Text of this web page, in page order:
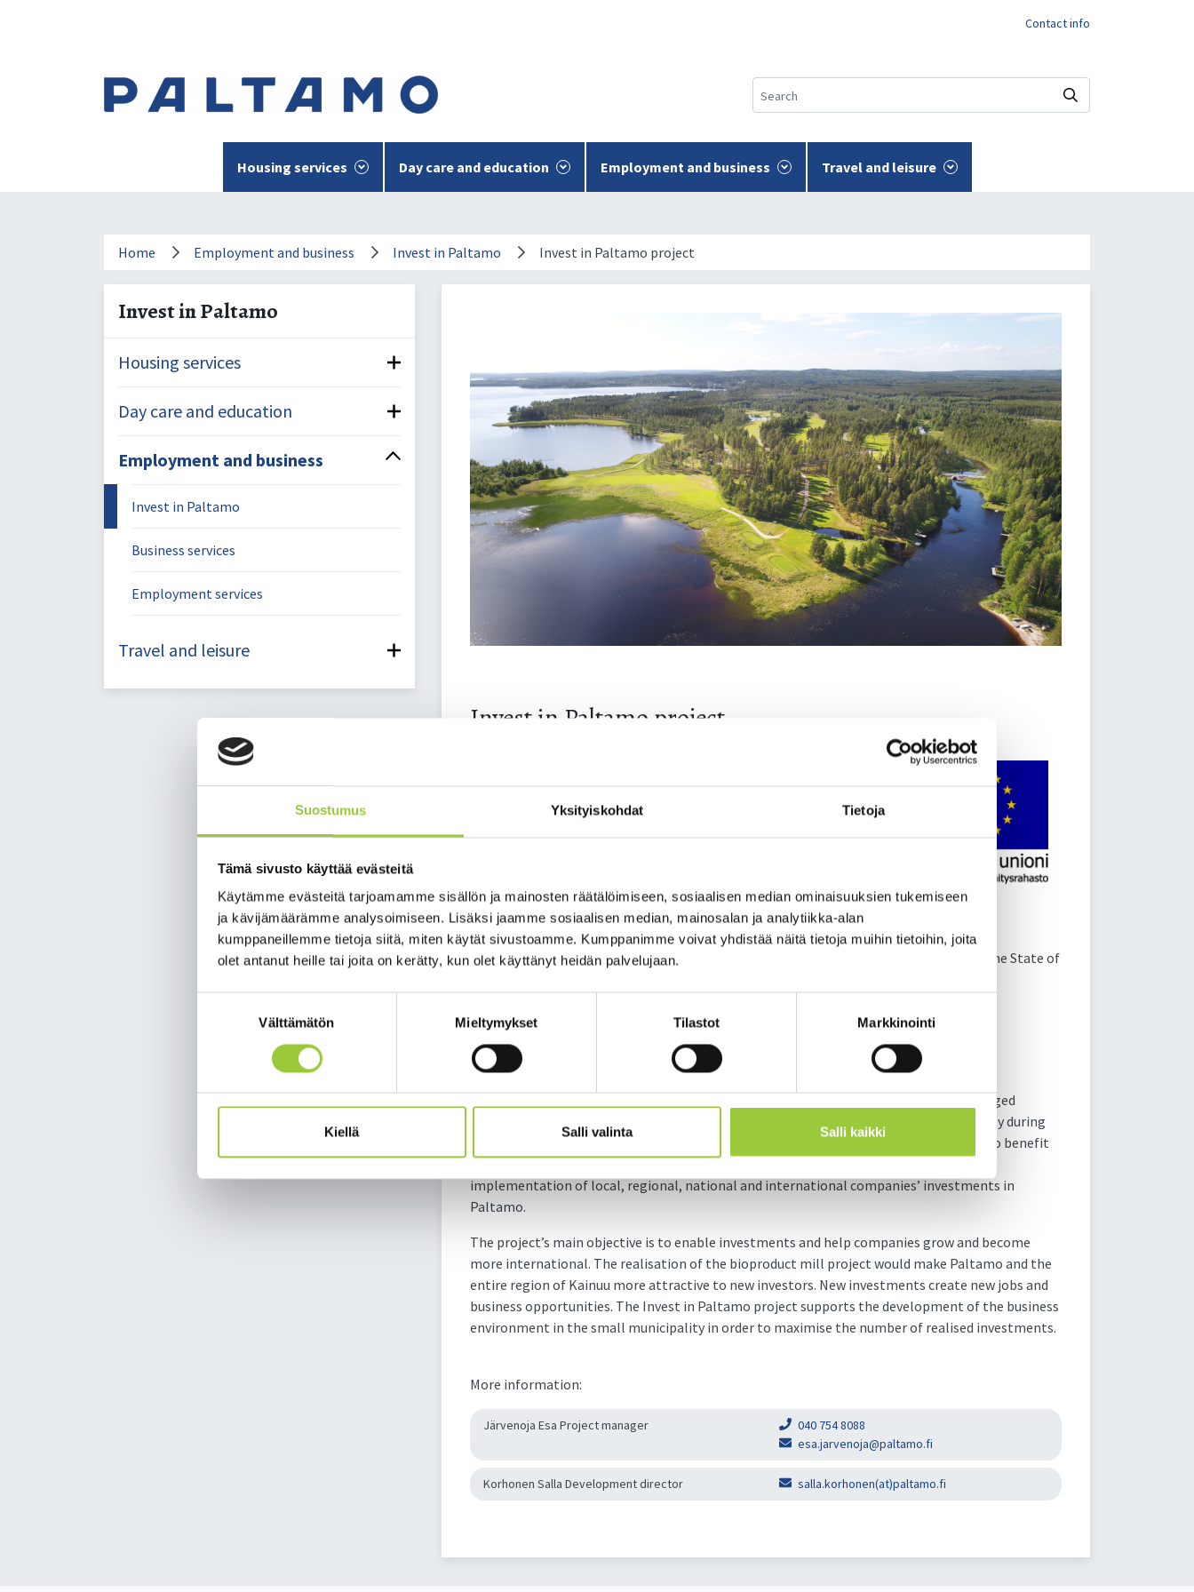
Suostumus Yksityiskohdat Tietoja
Tämä sivusto käyttää evästeitä
Käytämme evästeitä tarjoamamme sisällön ja mainosten räätälöimiseen, sosiaalisen median ominaisuuksien tukemiseen
ja kävijämäärämme analysoimiseen. Lisäksi jaamme sosiaalisen median, mainosalan ja analytiikka-alan
kumppaneillemme tietoja siitä, miten käytät sivustoamme. Kumppanimme voivat yhdistää näitä tietoja muihin tietoihin, joita
olet antanut heille tai joita on kerätty, kun olet käyttänyt heidän palvelujaan.
Välttämätön Mieltymykset Tilastot Markkinointi
Kiellä Salli valinta Salli kaikki
Contact info
Housing services Day care and education Employment and business Travel and leisure
Invest in Paltamo project
Home Employment and business Invest in Paltamo Invest in Paltamo project
Invest in Paltamo
Housing services
Day care and education
Employment and business
Invest in Paltamo
Business services
Employment services
Travel and leisure
Invest in Paltamo project
Financing: Funding granted by the European Regional Development Fund (ERDF) and the State of
Budget for the entire period of activity: EUR 150,000
Share of the municipality of Paltamo: EUR 45,000
Project Manager: Esa Järvenoja
The business environment in Paltamo is facing major changes as a result of the envisaged
bioproduct mill. The population of the municipality is expected to increase significantly during
the mill’s construction stage and dozens – even hundreds – of companies are seeking to benefit
from the project. The purpose of the Invest in Paltamo project is to promote the
implementation of local, regional, national and international companies’ investments in
Paltamo.
The project’s main objective is to enable investments and help companies grow and become
more international. The realisation of the bioproduct mill project would make Paltamo and the
entire region of Kainuu more attractive to new investors. New investments create new jobs and
business opportunities. The Invest in Paltamo project supports the development of the business
environment in the small municipality in order to maximise the number of realised investments.
More information:
Järvenoja Esa Project manager
040 754 8088
esa.jarvenoja@paltamo.fi
Korhonen Salla Development director salla.korhonen(at)paltamo.fi